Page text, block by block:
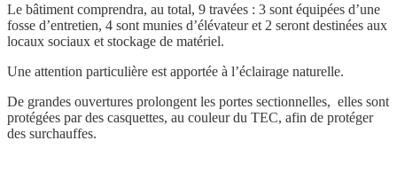
Le bâtiment comprendra, au total, 9 travées : 3 sont équipées d’une
fosse d’entretien, 4 sont munies d’élévateur et 2 seront destinées aux
locaux sociaux et stockage de matériel.
Une attention particulière est apportée à l’éclairage naturelle.
De grandes ouvertures prolongent les portes sectionnelles, elles sont
protégées par des casquettes, au couleur du TEC, afin de protéger
des surchauffes.